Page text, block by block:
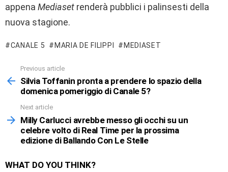
appena Mediaset renderà pubblici i palinsesti della
nuova stagione.
CANALE 5 MARIA DE FILIPPI MEDIASET
more
Previous article
Silvia Toffanin pronta a prendere lo spazio della
domenica pomeriggio di Canale 5?
Next article
Milly Carlucci avrebbe messo gli occhi su un
celebre volto di Real Time per la prossima
edizione di Ballando Con Le Stelle
WHAT DO YOU THINK?